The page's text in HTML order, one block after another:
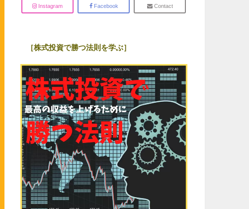
Instagram Facebook Contact
［株式投資で勝つ法則を学ぶ］